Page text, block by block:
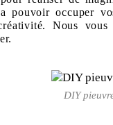
pouvoir occuper vo
Nous
DIY